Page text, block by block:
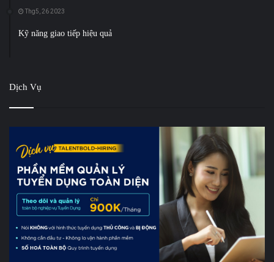
Thg5, 26 2023
Kỹ năng giao tiếp hiệu quả
Dịch Vụ